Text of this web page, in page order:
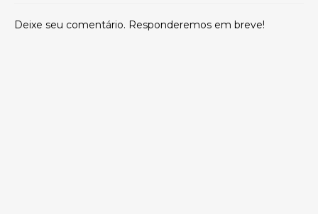
Deixe seu comentário. Responderemos em breve!